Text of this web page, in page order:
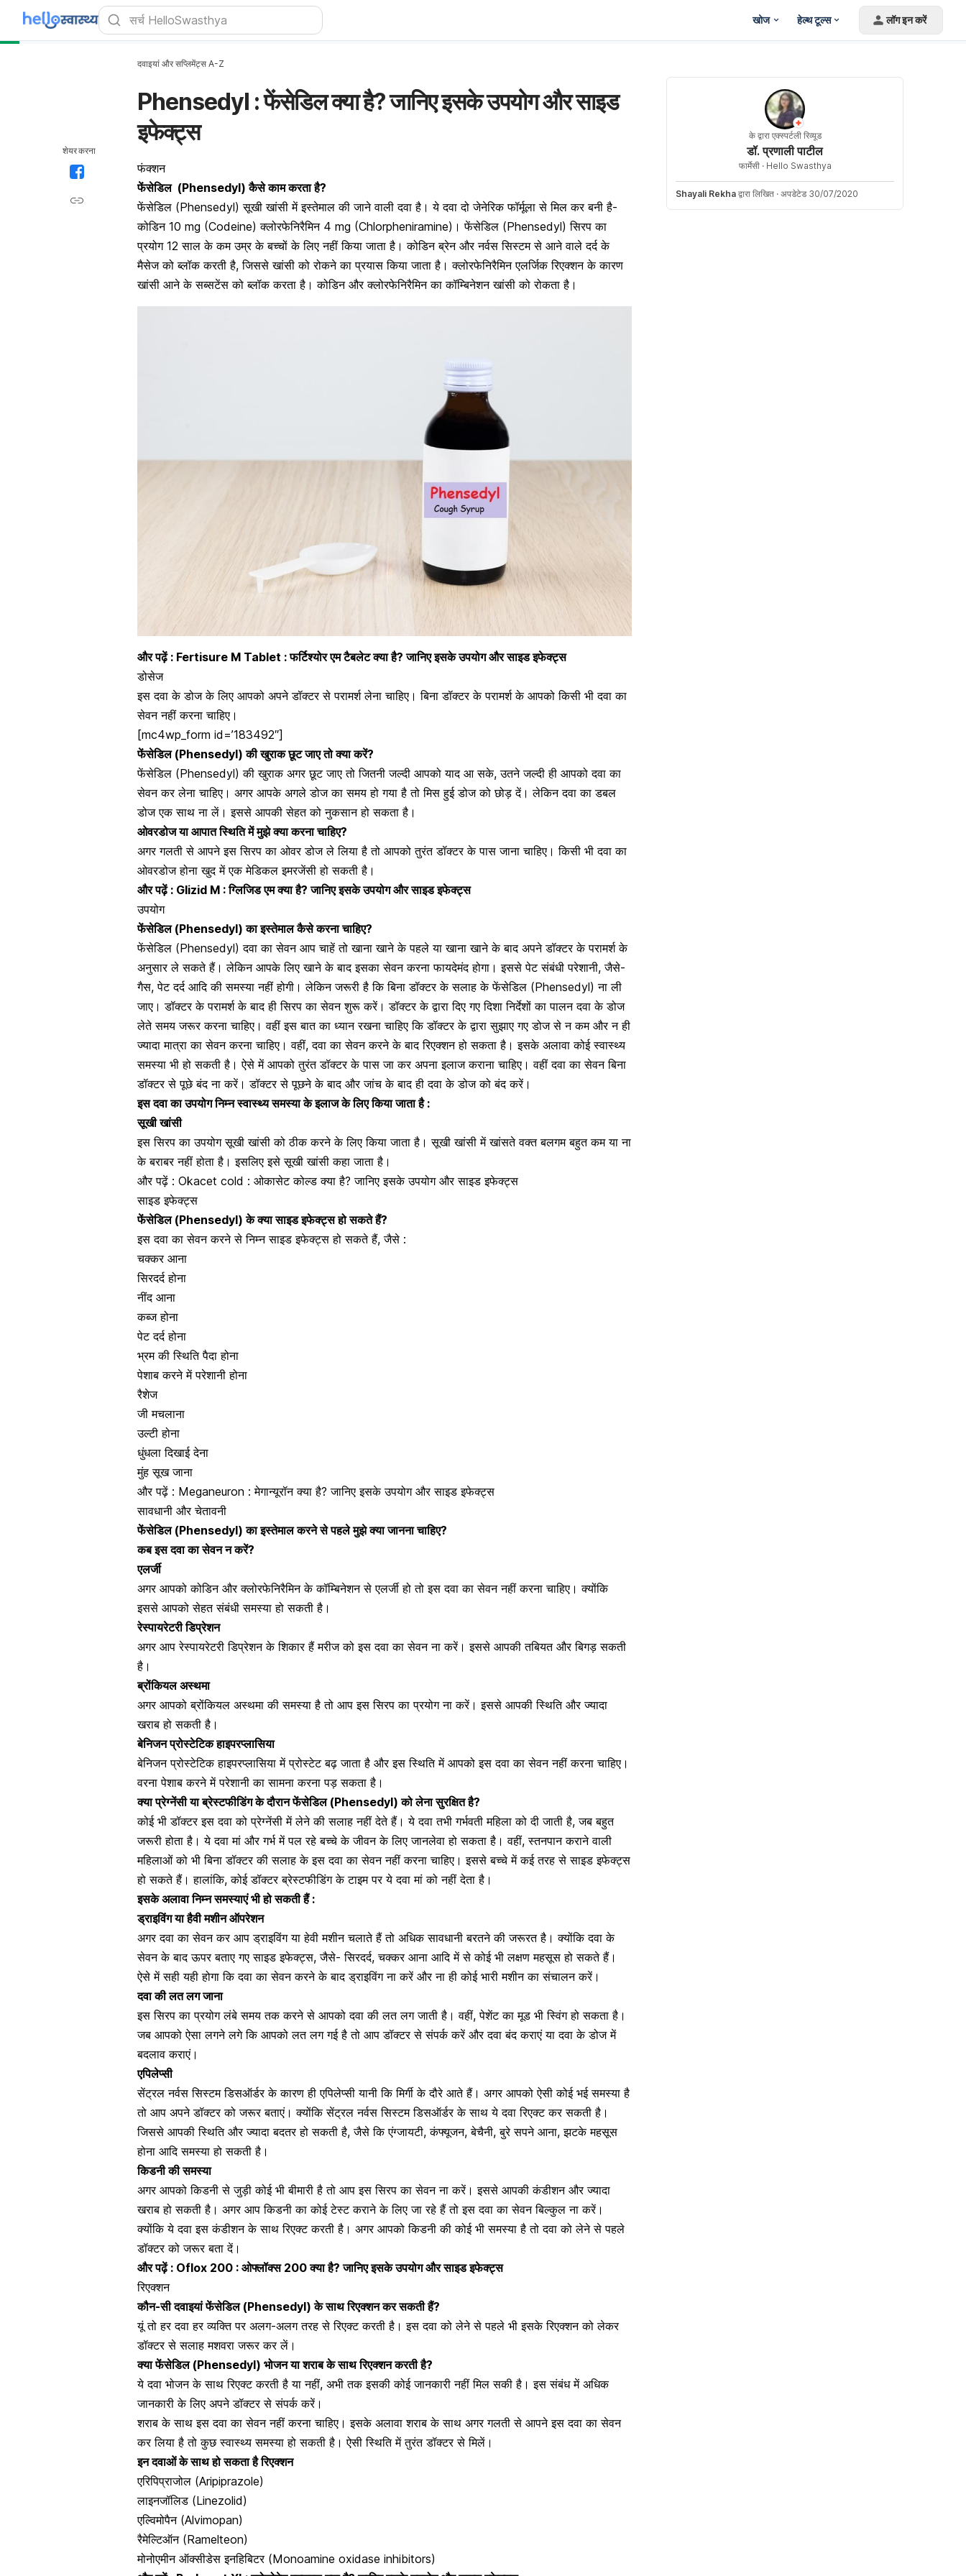
खोज हेल्थ टूल्स लॉग इन करें
शेयर करना
दवाइयां और सप्लिमेंट्स A-Z
Phensedyl : फेंसेडिल क्या है? जानिए इसके उपयोग और साइड
इफेक्ट्स
फंक्शन
फेंसेडिल (Phensedyl) कैसे काम करता है?
फेंसेडिल (Phensedyl)सूखी खांसीमें इस्तेमाल की जाने वाली दवा है। ये दवा दो जेनेरिक फॉर्मूला से मिल कर बनी है-
कोडिन 10 mg (Codeine)क्लोरफेनिरैमिन 4 mg (Chlorpheniramine) । फेंसेडिल (Phensedyl) सिरप का
प्रयोग 12 साल के कम उम्र के बच्चों के लिए नहीं किया जाता है। कोडिन ब्रेन और नर्वस सिस्टम से आने वाले दर्द के
मैसेज को ब्लॉक करती है, जिससे खांसी को रोकने का प्रयास किया जाता है। क्लोरफेनिरैमिन एलर्जिक रिएक्शन के कारण
खांसी आने के सब्सटेंस को ब्लॉक करता है। कोडिन और क्लोरफेनिरैमिन का कॉम्बिनेशन खांसी को रोकता है।
और पढ़ें : Fertisure M Tablet : फर्टिश्योर एम टैबलेट क्या है? जानिए इसके उपयोग और साइड इफेक्ट्स
डोसेज
इस दवा के डोज के लिए आपको अपने डॉक्टर से परामर्श लेना चाहिए। बिना डॉक्टर के परामर्श के आपको किसी भी दवा का
सेवन नहीं करना चाहिए।
[mc4wp_form id=’183492″]
फेंसेडिल (Phensedyl) की खुराक छूट जाए तो क्या करें?
फेंसेडिल (Phensedyl) की खुराक अगर छूट जाए तो जितनी जल्दी आपको याद आ सके, उतने जल्दी ही आपको दवा का
सेवन कर लेना चाहिए। अगर आपके अगले डोज का समय हो गया है तो मिस हुई डोज को छोड़ दें। लेकिन दवा का डबल
डोज एक साथ ना लें। इससे आपकी सेहत को नुकसान हो सकता है।
ओवरडोज या आपात स्थिति में मुझे क्या करना चाहिए?
अगर गलती से आपने इस सिरप का ओवर डोज ले लिया है तो आपको तुरंत डॉक्टर के पास जाना चाहिए। किसी भी दवा का
ओवरडोज होना खुद में एक मेडिकल इमरजेंसी हो सकती है।
और पढ़ें : Glizid M : ग्लिजिड एम क्या है? जानिए इसके उपयोग और साइड इफेक्ट्स
उपयोग
फेंसेडिल (Phensedyl) का इस्तेमाल कैसे करना चाहिए?
फेंसेडिल (Phensedyl) दवा का सेवन आप चाहें तो खाना खाने के पहले या खाना खाने के बाद अपने डॉक्टर के परामर्श के
अनुसार ले सकते हैं। लेकिन आपके लिए खाने के बाद इसका सेवन करना फायदेमंद होगा। इससे पेट संबंधी परेशानी, जैसे-
गैस,पेट दर्द आदि की समस्या नहीं होगी । लेकिन जरूरी है कि बिना डॉक्टर के सलाह के फेंसेडिल (Phensedyl) ना ली
जाए। डॉक्टर के परामर्श के बाद ही सिरप का सेवन शुरू करें। डॉक्टर के द्वारा दिए गए दिशा निर्देशों का पालन दवा के डोज
लेते समय जरूर करना चाहिए। वहीं इस बात का ध्यान रखना चाहिए कि डॉक्टर के द्वारा सुझाए गए डोज से न कम और न ही
ज्यादा मात्रा का सेवन करना चाहिए। वहीं, दवा का सेवन करने के बाद रिएक्शन हो सकता है। इसके अलावा कोई स्वास्थ्य
समस्या भी हो सकती है। ऐसे में आपको तुरंत डॉक्टर के पास जा कर अपना इलाज कराना चाहिए। वहीं दवा का सेवन बिना
डॉक्टर से पूछे बंद ना करें। डॉक्टर से पूछने के बाद और जांच के बाद ही दवा के डोज को बंद करें।
इस दवा का उपयोग निम्न स्वास्थ्य समस्या के इलाज के लिए किया जाता है :
सूखी खांसी
इस सिरप का उपयोग सूखी खांसी को ठीक करने के लिए किया जाता है।सूखी खांसी में खांसतेवक्त बलगम बहुत कम या ना
के बराबर नहीं होता है। इसलिए इसे सूखी खांसी कहा जाता है।
और पढ़ें : Okacet cold : ओकासेट कोल्ड क्या है? जानिए इसके उपयोग और साइड इफेक्ट्स
साइड इफेक्ट्स
फेंसेडिल (Phensedyl) के क्या साइड इफेक्ट्स हो सकते हैं?
इसदवा का सेवन करने से निम्न साइड इफेक्ट्स हो सकते हैं, जैसे :
चक्कर आना
सिरदर्द होना
नींद आना
कब्ज होना
पेट दर्द होना
भ्रम की स्थिति पैदा होना
पेशाब करने में परेशानी होना
रैशेज
जी मचलाना
उल्टी होना
धुंधला दिखाई देना
मुंह सूख जाना
और पढ़ें : Meganeuron : मेगान्यूरॉन क्या है? जानिए इसके उपयोग और साइड इफेक्ट्स
सावधानी और चेतावनी
फेंसेडिल (Phensedyl) का इस्तेमाल करने से पहले मुझे क्या जानना चाहिए?
कब इस दवा का सेवन न करें?
एलर्जी
अगर आपको कोडिन और क्लोरफेनिरैमिन के कॉम्बिनेशन से एलर्जी हो तो इस दवा का सेवन नहीं करना चाहिए। क्योंकि
इससे आपको सेहत संबंधी समस्या हो सकती है।
रेस्पायरेटरी डिप्रेशन
अगर आप रेस्पायरेटरी डिप्रेशन के शिकार हैं मरीज कोइस दवा का सेवन ना करें। इससे आपकी तबियत और बिगड़ सकती
है।
ब्रोंकियल अस्थमा
अगर आपको ब्रोंकियल अस्थमा की समस्या है तो आप इस सिरप का प्रयोग ना करें। इससे आपकी स्थिति और ज्यादा
खराब हो सकती है।
बेनिजन प्रोस्टेटिक हाइपरप्लासिया
बेनिजन प्रोस्टेटिक हाइपरप्लासिया में प्रोस्टेट बढ़ जाता है और इस स्थिति में आपको इस दवा का सेवन नहीं करना चाहिए।
वरना पेशाब करने में परेशानी का सामना करना पड़ सकता है।
क्या प्रेग्नेंसी या ब्रेस्टफीडिंग के दौरान फेंसेडिल (Phensedyl) को लेना सुरक्षित है?
कोई भी डॉक्टर इस दवा कोप्रेग्नेंसी में लेने की सलाह नहीं देते हैं। ये दवा तभी गर्भवती महिला को दी जाती है, जब बहुत
जरूरी होता है। ये दवा मां और गर्भ में पल रहे बच्चे के जीवन के लिए जानलेवा हो सकता है। वहीं,स्तनपान कराने वाली
महिलाओंको भी बिना डॉक्टर की सलाह के इस दवा का सेवन नहीं करना चाहिए। इससे बच्चे में कई तरह से साइड इफेक्ट्स
हो सकते हैं। हालांकि, कोई डॉक्टर ब्रेस्टफीडिंग के टाइम पर ये दवा मां को नहीं देता है।
इसके अलावा निम्न समस्याएं भी हो सकती हैं :
ड्राइविंग या हैवी मशीन ऑपरेशन
अगर दवा का सेवन कर आप ड्राइविंग या हेवी मशीन चलाते हैं तो अधिक सावधानी बरतने की जरूरत है। क्योंकि दवा के
सेवन के बाद ऊपर बताए गए साइड इफेक्ट्स, जैसे- सिरदर्द, चक्कर आना आदि में से कोई भी लक्षण महसूस हो सकते हैं।
ऐसे में सही यही होगा कि दवा का सेवन करने के बाद ड्राइविंग ना करें और ना ही कोई भारी मशीन का संचालन करें।
दवा की लत लग जाना
इस सिरप का प्रयोग लंबे समय तक करने से आपको दवा की लत लग जाती है। वहीं, पेशेंट का मूड भी स्विंग हो सकता है।
जब आपको ऐसा लगने लगे कि आपको लत लग गई है तो आप डॉक्टर से संपर्क करें और दवा बंद कराएं या दवा के डोज में
बदलाव कराएं।
एपिलेप्सी
सेंट्रल नर्वस सिस्टम डिसऑर्डर के कारण हीएपिलेप्सी यानी कि मिर्गी के दौरेआते हैं। अगर आपको ऐसी कोई भई समस्या है
तो आप अपने डॉक्टर को जरूर बताएं। क्योंकि सेंट्रल नर्वस सिस्टम डिसऑर्डर के साथ ये दवा रिएक्ट कर सकती है।
जिससे आपकी स्थिति और ज्यादा बदतर हो सकती है, जैसे किएंग्जायटी, कंफ्यूजन, बेचैनी, बुरे सपने आना, झटके महसूस
होना आदि समस्या हो सकती है।
किडनी की समस्या
अगर आपकोकिडनी से जुड़ी कोई भी बीमारी हैतो आप इस सिरप का सेवन ना करें। इससे आपकी कंडीशन और ज्यादा
खराब हो सकती है। अगर आपकिडनी का कोई टेस्टकराने के लिए जा रहे हैं तो इस दवा का सेवन बिल्कुल ना करें।
क्योंकि ये दवा इस कंडीशन के साथ रिएक्ट करती है। अगर आपको किडनी की कोई भी समस्या है तो दवा को लेने से पहले
डॉक्टर को जरूर बता दें।
और पढ़ें : Oflox 200 : ओफ्लॉक्स 200 क्या है? जानिए इसके उपयोग और साइड इफेक्ट्स
रिएक्शन
कौन-सी दवाइयां फेंसेडिल (Phensedyl) के साथ रिएक्शन कर सकती हैं?
यूं तो हरदवा हर व्यक्ति पर अलग-अलग तरह से रिएक्टकरती है। इस दवा को लेने से पहले भी इसके रिएक्शन को लेकर
डॉक्टर से सलाह मशवरा जरूर कर लें।
क्या फेंसेडिल (Phensedyl) भोजन या शराब के साथ रिएक्शन करती है?
ये दवा भोजन के साथ रिएक्ट करती है या नहीं, अभी तक इसकी कोई जानकारी नहीं मिल सकी है। इस संबंध में अधिक
जानकारी के लिए अपने डॉक्टर से संपर्क करें।
शराब के साथ इस दवा का सेवननहीं करना चाहिए। इसके अलावा शराब के साथ अगर गलती से आपने इस दवा का सेवन
कर लिया है तो कुछ स्वास्थ्य समस्या हो सकती है। ऐसी स्थिति में तुरंत डॉक्टर से मिलें।
इन दवाओं के साथ हो सकता है रिएक्शन
एरिपिप्राजोल (Aripiprazole)
लाइनजॉलिड (Linezolid)
एल्विमोपैन (Alvimopan)
रैमेल्टिऑन (Ramelteon)
मोनोएमीन ऑक्सीडेस इनहिबिटर (Monoamine oxidase inhibitors)
के द्वारा एक्स्पर्टली रिव्यूड
डॉ. प्रणाली पाटील
फार्मेसी · Hello Swasthya
Shayali Rekha द्वारा लिखित · अपडेटेड 30/07/2020